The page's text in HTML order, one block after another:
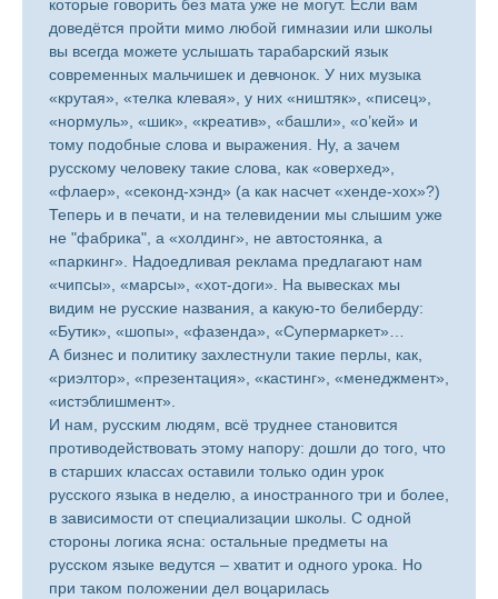
которые говорить без мата уже не могут. Если вам
доведётся пройти мимо любой гимназии или школы
вы всегда можете услышать тарабарский язык
современных мальчишек и девчонок. У них музыка
«крутая», «телка клевая», у них «ништяк», «писец»,
«нормуль», «шик», «креатив», «башли», «о’кей» и
тому подобные слова и выражения. Ну, а зачем
русскому человеку такие слова, как «оверхед»,
«флаер», «секонд-хэнд» (а как насчет «хенде-хох»?)
Теперь и в печати, и на телевидении мы слышим уже
не "фабрика", а «холдинг», не автостоянка, а
«паркинг». Надоедливая реклама предлагают нам
«чипсы», «марсы», «хот-доги». На вывесках мы
видим не русские названия, а какую-то белиберду:
«Бутик», «шопы», «фазенда», «Супермаркет»…
А бизнес и политику захлестнули такие перлы, как,
«риэлтор», «презентация», «кастинг», «менеджмент»,
«истэблишмент».
И нам, русским людям, всё труднее становится
противодействовать этому напору: дошли до того, что
в старших классах оставили только один урок
русского языка в неделю, а иностранного три и более,
в зависимости от специализации школы. С одной
стороны логика ясна: остальные предметы на
русском языке ведутся – хватит и одного урока. Но
при таком положении дел воцарилась